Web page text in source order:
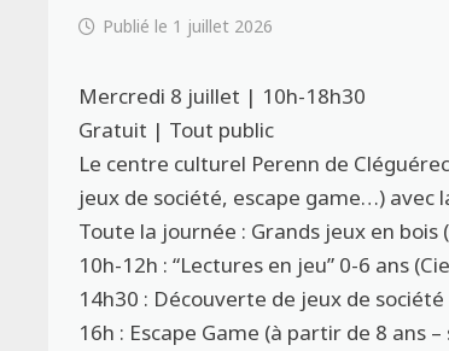
1 juillet 2026
Mercredi 8 juillet | 10h-18h30
Gratuit | Tout public
Le centre culturel Perenn de
jeux de société, escape game…) avec
Toute la journée : Grands jeux en bois
10h-12h : “Lectures en jeu” 0-6 ans
14h30 : Découverte de jeux de
16h : Escape Game (à partir de 8 ans